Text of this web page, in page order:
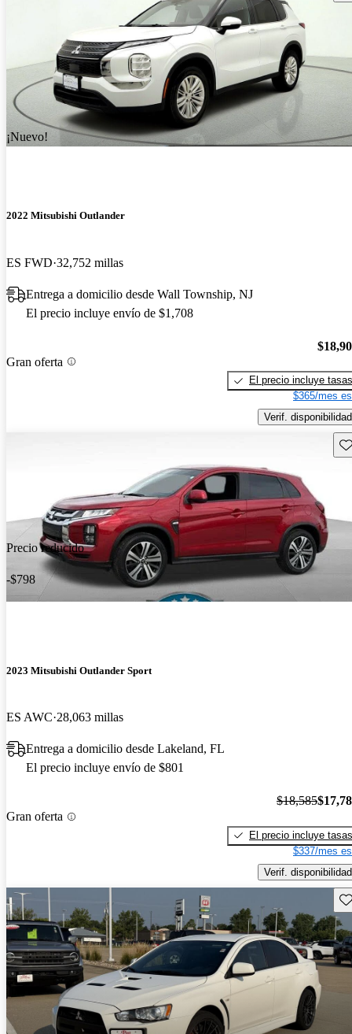
¡Nuevo!
2022 Mitsubishi Outlander
ES FWD 32,752 millas
Entrega a domicilio desde Wall Township, NJ
El precio incluye envío de $1,708
Gran oferta
El precio incluye tasas
$365/mes
Verif. disponibilidad
Precio reducido
-$798
2023 Mitsubishi Outlander Sport
ES AWC 28,063 millas
Entrega a domicilio desde Lakeland, FL
El precio incluye envío de $801
Gran oferta
$18,585
El precio incluye tasas
$337/mes
Verif. disponibilidad